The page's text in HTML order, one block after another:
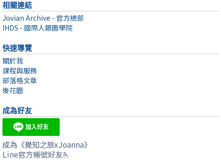
相關連結
Jovian Archive - 官方總部
IHDS - 國際人類圖學院
快速導覽
關於我
課程與服務
部落格文章
後花園
成為好友
成為《覺知之旅xJoanna》
Line官方帳號好友🫰